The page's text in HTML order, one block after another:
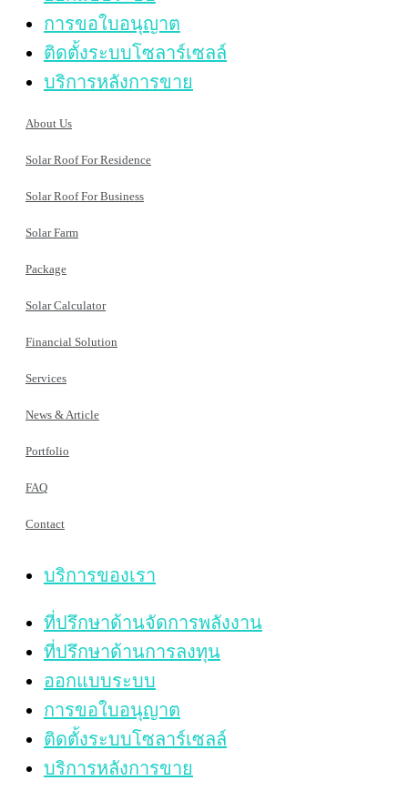
การขอใบอนุญาต
ติดตั้งระบบโซลาร์เซลล์
บริการหลังการขาย
About Us
Solar Roof For Residence
Solar Roof For Business
Solar Farm
Package
Solar Calculator
Financial Solution
Services
News & Article
Portfolio
FAQ
Contact
บริการของเรา
ที่ปรึกษาด้านจัดการพลังงาน
ที่ปรึกษาด้านการลงทุน
ออกแบบระบบ
การขอใบอนุญาต
ติดตั้งระบบโซลาร์เซลล์
บริการหลังการขาย